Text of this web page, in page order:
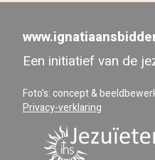
Een initiatief van de
Foto's: concept &
Privacy-verklaring